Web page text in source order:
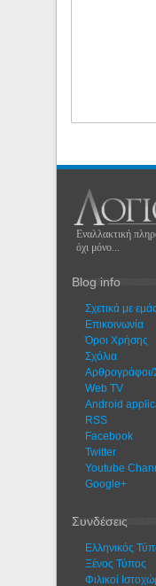
Εναλλακτική
όχι μόνο...
Blog info
Σχετικά με εμάς
Eπικοινωνία
Όροι Χρήσης
Σχόλια
Αρθρογράφοι/
Web TV
Android
RSS
Facebook
Twitter
Youtube
Google+
Συνδέσεις
Ελληνικός
Ξένος Τύπος
Φιλικοί